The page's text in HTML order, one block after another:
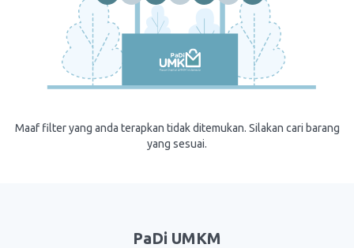
Maaf filter yang anda terapkan tidak ditemukan. Silakan cari barang
yang sesuai.
PaDi UMKM